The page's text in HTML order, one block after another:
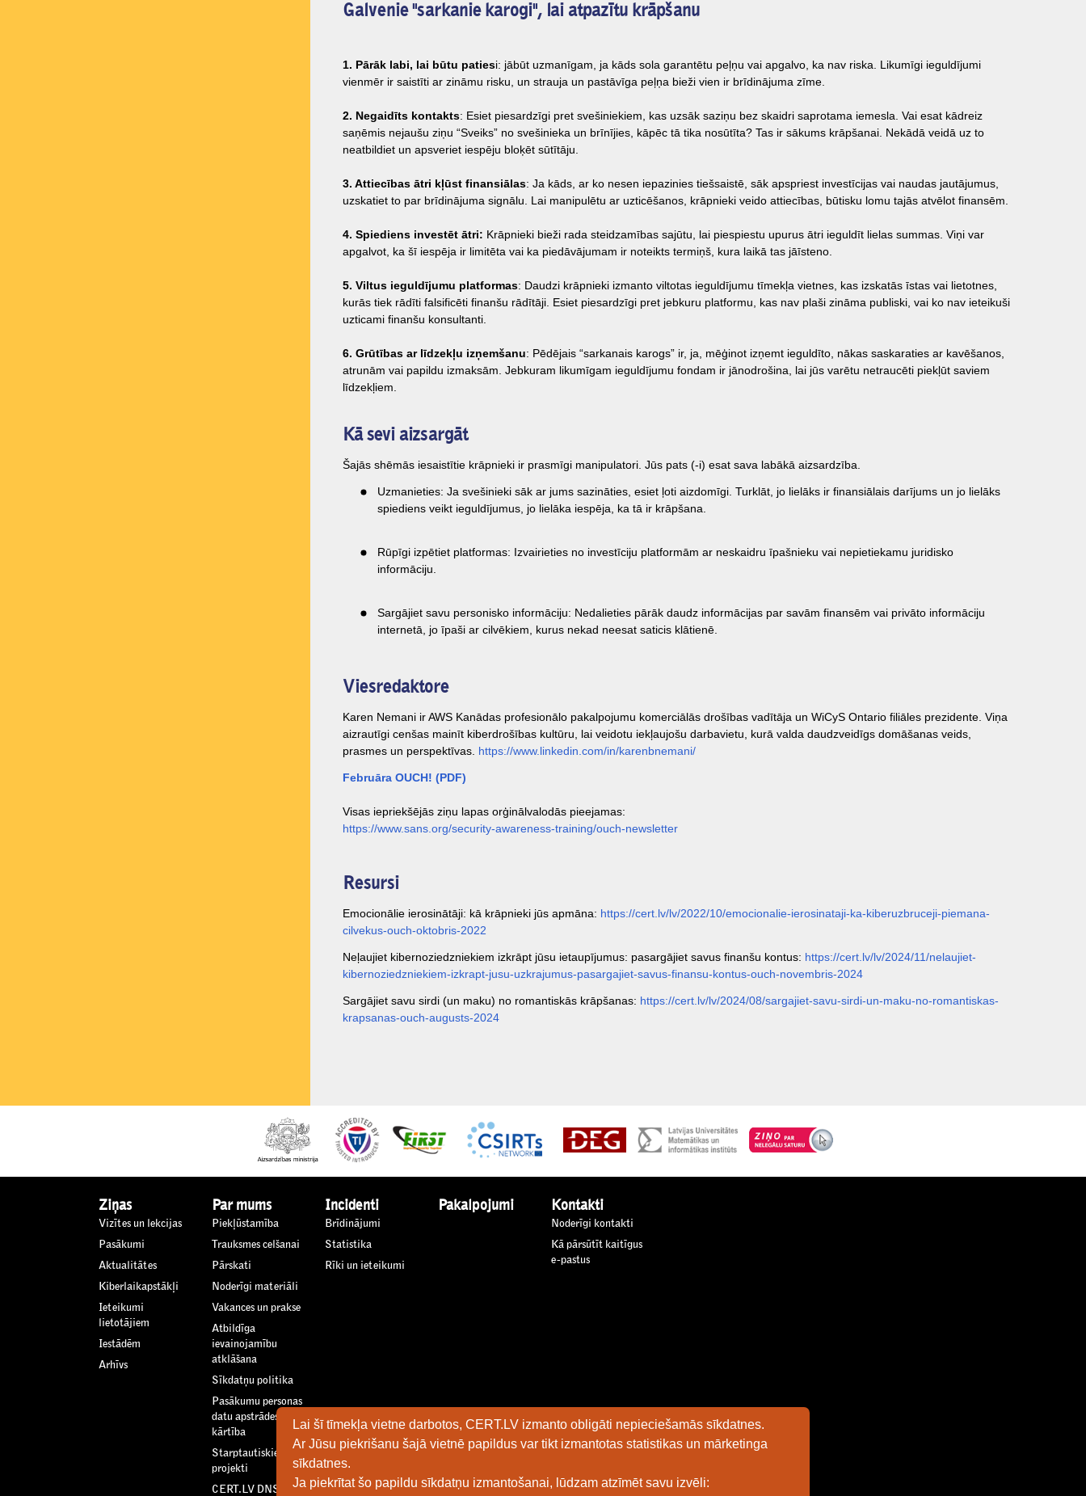
Lai šī tīmekļa vietne darbotos, CERT.LV izmanto obligāti nepieciešamās sīkdatnes.
Ar Jūsu piekrišanu šajā vietnē papildus var tikt izmantotas statistikas un mārketinga
sīkdatnes.
Ja piekrītat šo papildu sīkdatņu izmantošanai, lūdzam atzīmēt savu izvēli:
Galvenie "sarkanie karogi", lai atpazītu krāpšanu
1. Pārāk labi, lai būtu patiesi: jābūt uzmanīgam, ja kāds sola garantētu peļņu vai apgalvo, ka nav riska. Likumīgi ieguldījumi
vienmēr ir saistīti ar zināmu risku, un strauja un pastāvīga peļņa bieži vien ir brīdinājuma zīme.
2. Negaidīts kontakts: Esiet piesardzīgi pret svešiniekiem, kas uzsāk saziņu bez skaidri saprotama iemesla. Vai esat kādreiz
saņēmis nejaušu ziņu “Sveiks” no svešinieka un brīnījies, kāpēc tā tika nosūtīta? Tas ir sākums krāpšanai. Nekādā veidā uz to
neatbildiet un apsveriet iespēju bloķēt sūtītāju.
3. Attiecības ātri kļūst finansiālas: Ja kāds, ar ko nesen iepazinies tiešsaistē, sāk apspriest investīcijas vai naudas jautājumus,
uzskatiet to par brīdinājuma signālu. Lai manipulētu ar uzticēšanos, krāpnieki veido attiecības, būtisku lomu tajās atvēlot finansēm.
4. Spiediens investēt ātri: Krāpnieki bieži rada steidzamības sajūtu, lai piespiestu upurus ātri ieguldīt lielas summas. Viņi var
apgalvot, ka šī iespēja ir limitēta vai ka piedāvājumam ir noteikts termiņš, kura laikā tas jāīsteno.
5. Viltus ieguldījumu platformas: Daudzi krāpnieki izmanto viltotas ieguldījumu tīmekļa vietnes, kas izskatās īstas vai lietotnes,
kurās tiek rādīti falsificēti finanšu rādītāji. Esiet piesardzīgi pret jebkuru platformu, kas nav plaši zināma publiski, vai ko nav ieteikuši
uzticami finanšu konsultanti.
6. Grūtības ar līdzekļu izņemšanu: Pēdējais “sarkanais karogs” ir, ja, mēģinot izņemt ieguldīto, nākas saskaraties ar kavēšanos,
atrunām vai papildu izmaksām. Jebkuram likumīgam ieguldījumu fondam ir jānodrošina, lai jūs varētu netraucēti piekļūt saviem
līdzekļiem.
Kā sevi aizsargāt
Šajās shēmās iesaistītie krāpnieki ir prasmīgi manipulatori. Jūs pats (-i) esat sava labākā aizsardzība.
Uzmanieties: Ja svešinieki sāk ar jums sazināties, esiet ļoti aizdomīgi. Turklāt, jo lielāks ir finansiālais darījums un jo lielāks
spiediens veikt ieguldījumus, jo lielāka iespēja, ka tā ir krāpšana.
Rūpīgi izpētiet platformas: Izvairieties no investīciju platformām ar neskaidru īpašnieku vai nepietiekamu juridisko
informāciju.
Sargājiet savu personisko informāciju: Nedalieties pārāk daudz informācijas par savām finansēm vai privāto informāciju
internetā, jo īpaši ar cilvēkiem, kurus nekad neesat saticis klātienē.
Viesredaktore
Karen Nemani ir AWS Kanādas profesionālo pakalpojumu komerciālās drošības vadītāja un WiCyS Ontario filiāles prezidente. Viņa
aizrautīgi cenšas mainīt kiberdrošības kultūru, lai veidotu iekļaujošu darbavietu, kurā valda daudzveidīgs domāšanas veids,
prasmes un perspektīvas. https://www.linkedin.com/in/karenbnemani/
Februāra OUCH! (PDF)
Visas iepriekšējās ziņu lapas orģinālvalodās pieejamas:
https://www.sans.org/security-awareness-training/ouch-newsletter
Resursi
Emocionālie ierosinātāji: kā krāpnieki jūs apmāna: https://cert.lv/lv/2022/10/emocionalie-ierosinataji-ka-kiberuzbruceji-piemana-
cilvekus-ouch-oktobris-2022
Neļaujiet kibernoziedzniekiem izkrāpt jūsu ietaupījumus: pasargājiet savus finanšu kontus: https://cert.lv/lv/2024/11/nelaujiet-
kibernoziedzniekiem-izkrapt-jusu-uzkrajumus-pasargajiet-savus-finansu-kontus-ouch-novembris-2024
Sargājiet savu sirdi (un maku) no romantiskās krāpšanas: https://cert.lv/lv/2024/08/sargajiet-savu-sirdi-un-maku-no-romantiskas-
krapsanas-ouch-augusts-2024
Ziņas
Vizītes un lekcijas
Pasākumi
Aktualitātes
Kiberlaikapstākļi
Ieteikumi
lietotājiem
Iestādēm
Arhīvs
Par mums
Piekļūstamība
Trauksmes celšanai
Pārskati
Noderīgi materiāli
Vakances un prakse
Atbildīga
ievainojamību
atklāšana
Sīkdatņu politika
Pasākumu personas
datu apstrādes
kārtība
Starptautiskie
projekti
CERT.LV DNS
Incidenti
Brīdinājumi
Statistika
Rīki un ieteikumi
Pakalpojumi Kontakti
Noderīgi kontakti
Kā pārsūtīt kaitīgus
e-pastus